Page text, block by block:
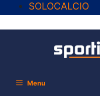
SOLOCALCIO
Menu